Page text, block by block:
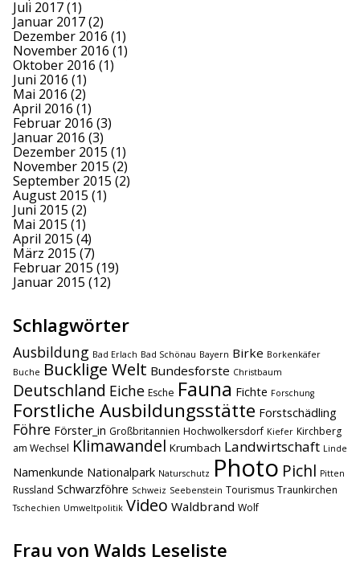
Juli 2017(1)
Januar 2017(2)
Dezember 2016 (1)
November 2016 (1)
Oktober 2016 (1)
Juni 2016 (1)
Mai 2016 (2)
April 2016 (1)
Februar 2016 (3)
Januar 2016 (3)
Dezember 2015 (1)
November 2015 (2)
September 2015 (2)
August 2015 (1)
Juni 2015 (2)
Mai 2015 (1)
April 2015 (4)
März 2015 (7)
Februar 2015 (19)
Januar 2015 (12)
Schlagwörter
Ausbildung Bad Erlach Bad Schönau Bayern Birke Borkenkäfer
Buche Bucklige Welt Bundesforste Christbaum
Deutschland Eiche Esche Fauna Fichte Forschung
Forstliche Ausbildungsstätte Forstschädling
Föhre Förster_in Großbritannien Hochwolkersdorf Kiefer Kirchberg
am Wechsel Klimawandel Krumbach Landwirtschaft Linde
Namenkunde Nationalpark Naturschutz Photo Pichl Pitten
Russland Schwarzföhre Schweiz Seebenstein Tourismus Traunkirchen
Tschechien Umweltpolitik Video Waldbrand Wolf
Frau von Walds Leseliste